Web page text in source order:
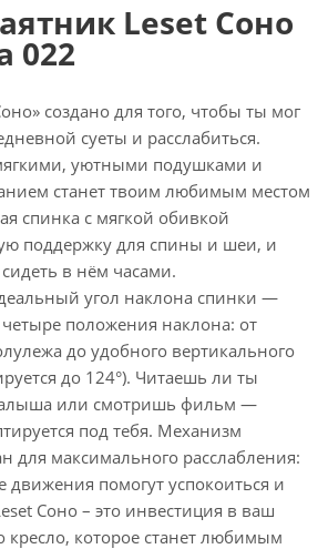
Leset Соно
022
создано для того, чтобы ты мог
суеты и расслабиться.
уютными подушками и
станет твоим любимым местом
спинка с мягкой обивкой
поддержку для спины и шеи, и
в нём часами.
угол наклона спинки —
четыре положения наклона: от
до удобного вертикального
до 124°). Читаешь ли ты
или смотришь фильм —
под тебя. Механизм
для максимального расслабления:
движения помогут успокоиться и
Соно – это инвестиция в ваш
кресло, которое станет любимым